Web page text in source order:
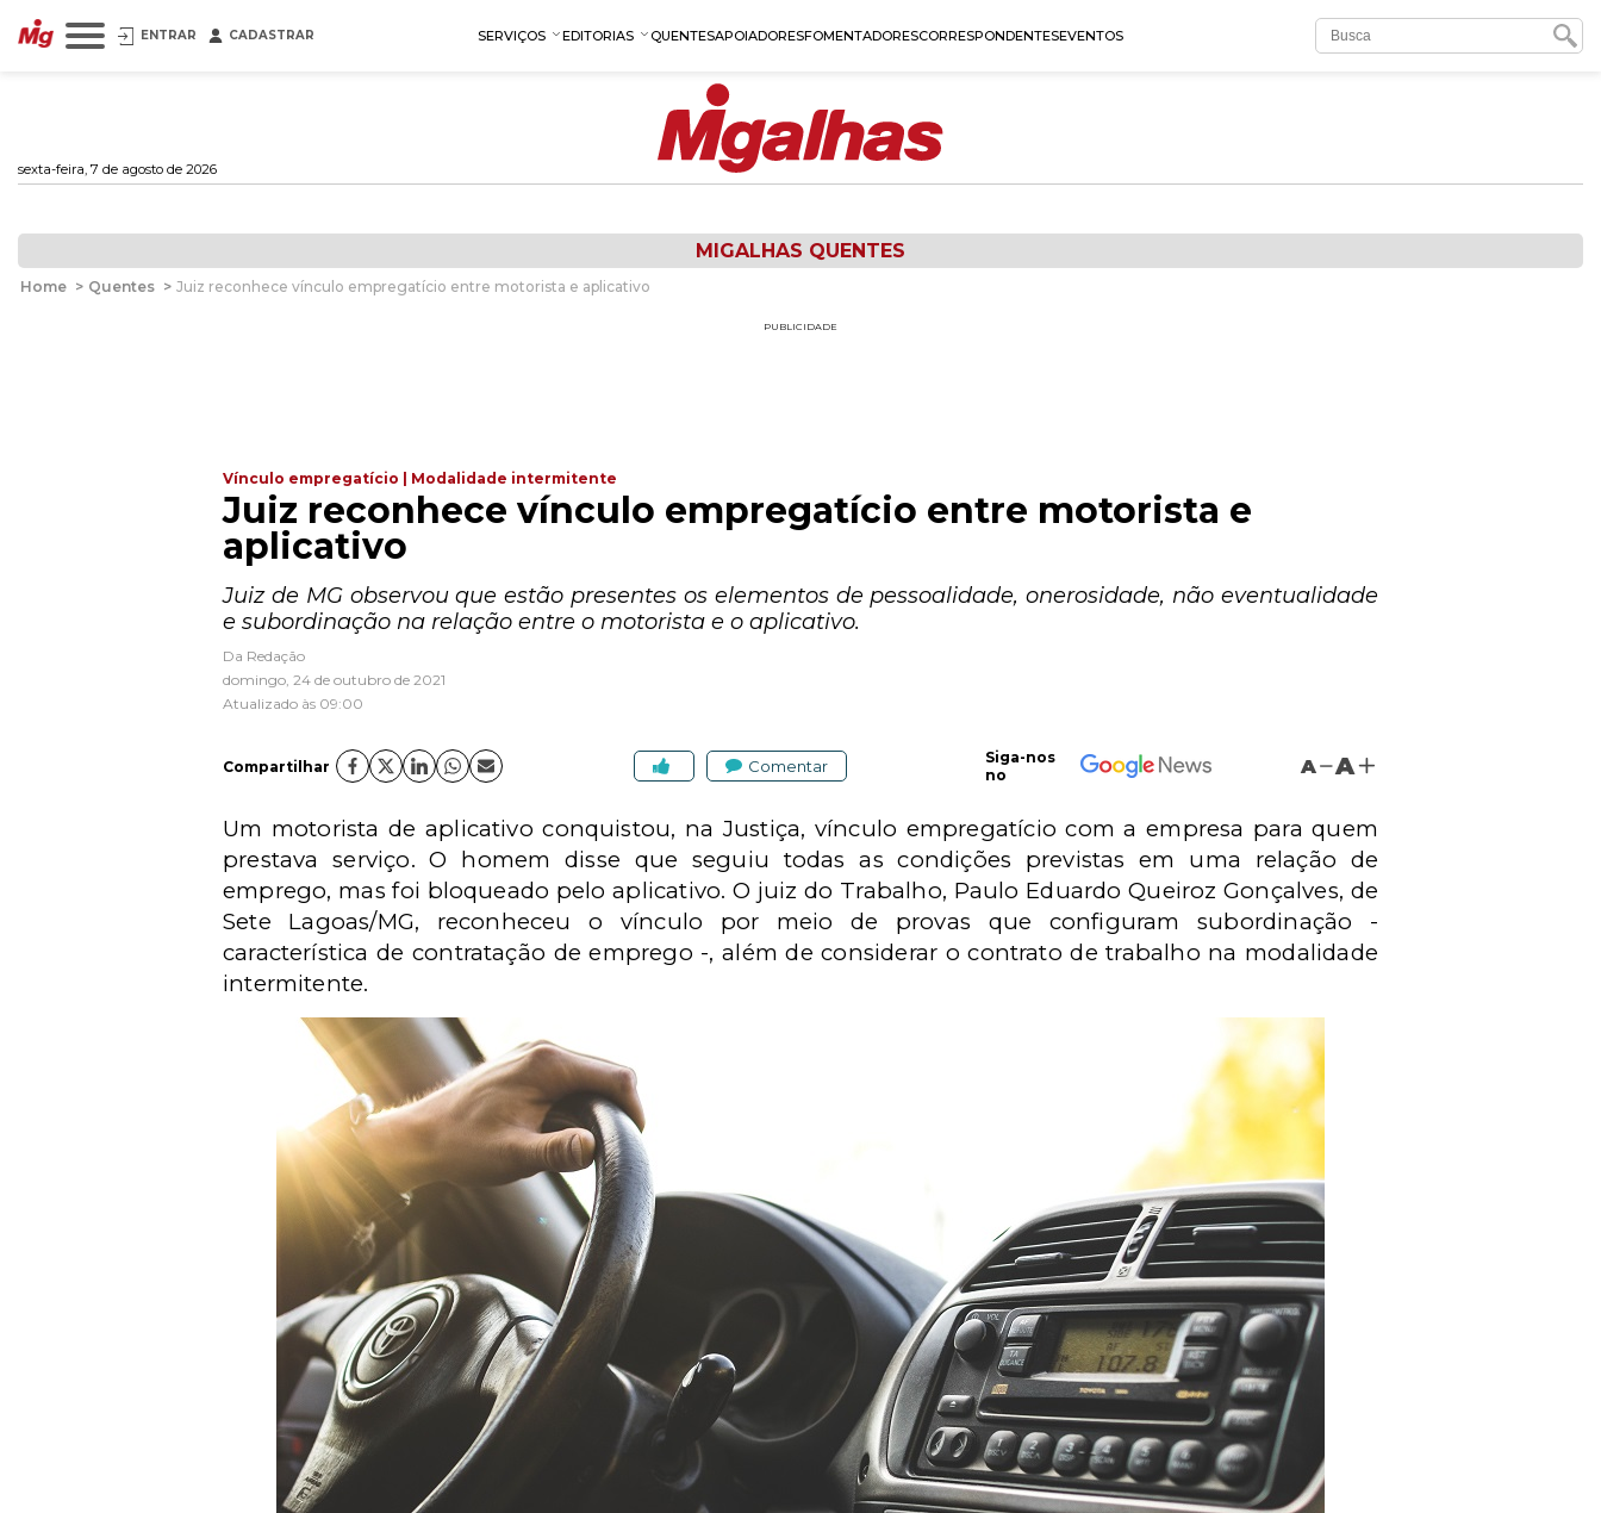
ENTRAR CADASTRAR SERVIÇOS EDITORIAS QUENTESAPOIADORESFOMENTADORESCORRESPONDENTESEVENTOS
sexta-feira, 7 de agosto de 2026
MIGALHAS QUENTES
Home > Quentes > Juiz reconhece vínculo empregatício entre motorista e aplicativo
PUBLICIDADE
Vínculo empregatício | Modalidade intermitente
Juiz reconhece vínculo empregatício entre motorista e
aplicativo
Juiz de MG observou que estão presentes os elementos de pessoalidade, onerosidade, não eventualidade
e subordinação na relação entre o motorista e o aplicativo.
Da Redação
domingo, 24 de outubro de 2021
Atualizado às 09:00
Compartilhar Comentar
Siga-nos
no
A A
Um motorista de aplicativo conquistou, na Justiça, vínculo empregatício com a empresa para quem
prestava serviço. O homem disse que seguiu todas as condições previstas em uma relação de
emprego, mas foi bloqueado pelo aplicativo. O juiz do Trabalho, Paulo Eduardo Queiroz Gonçalves, de
Sete Lagoas/MG, reconheceu o vínculo por meio de provas que configuram subordinação -
característica de contratação de emprego -, além de considerar o contrato de trabalho na modalidade
intermitente.